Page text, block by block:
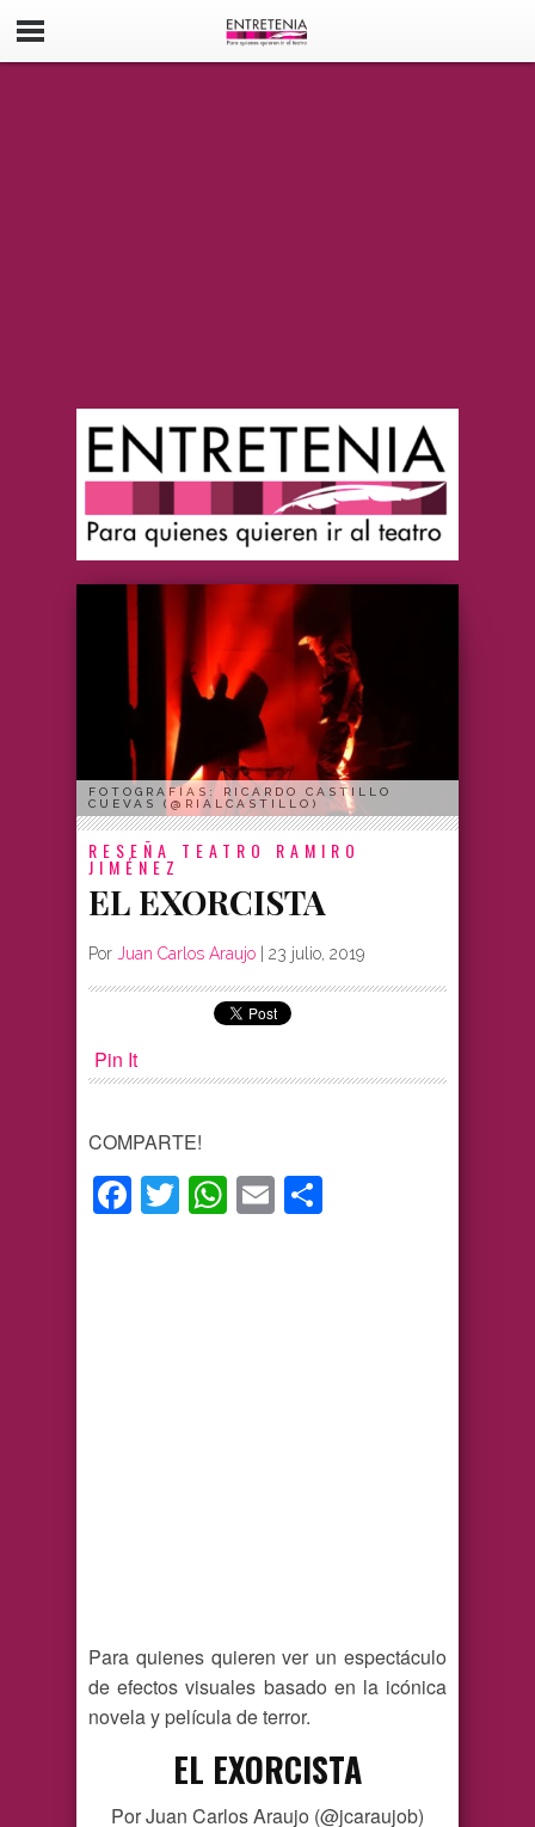
FOTOGRAFÍAS: RICARDO CASTILLO
CUEVAS (@RIALCASTILLO)
RESEÑA TEATRO RAMIRO
JIMÉNEZ
EL EXORCISTA
Por Juan Carlos Araujo | 23 julio, 2019
Pin It
COMPARTE!
Facebook
TwitterWhatsApp
Email
Para quienes quieren ver un espectáculo
de efectos visuales basado en la icónica
novela y película de terror.
EL EXORCISTA
Por Juan Carlos Araujo (@jcaraujob)